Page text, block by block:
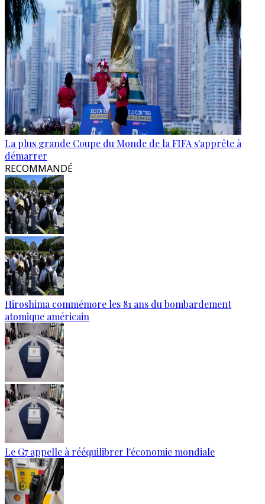
La plus grande Coupe du Monde de la FIFA s'apprête à
démarrer
RECOMMANDÉ
Hiroshima commémore les 81 ans du bombardement
atomique américain
Le G7 appelle à rééquilibrer l'économie mondiale